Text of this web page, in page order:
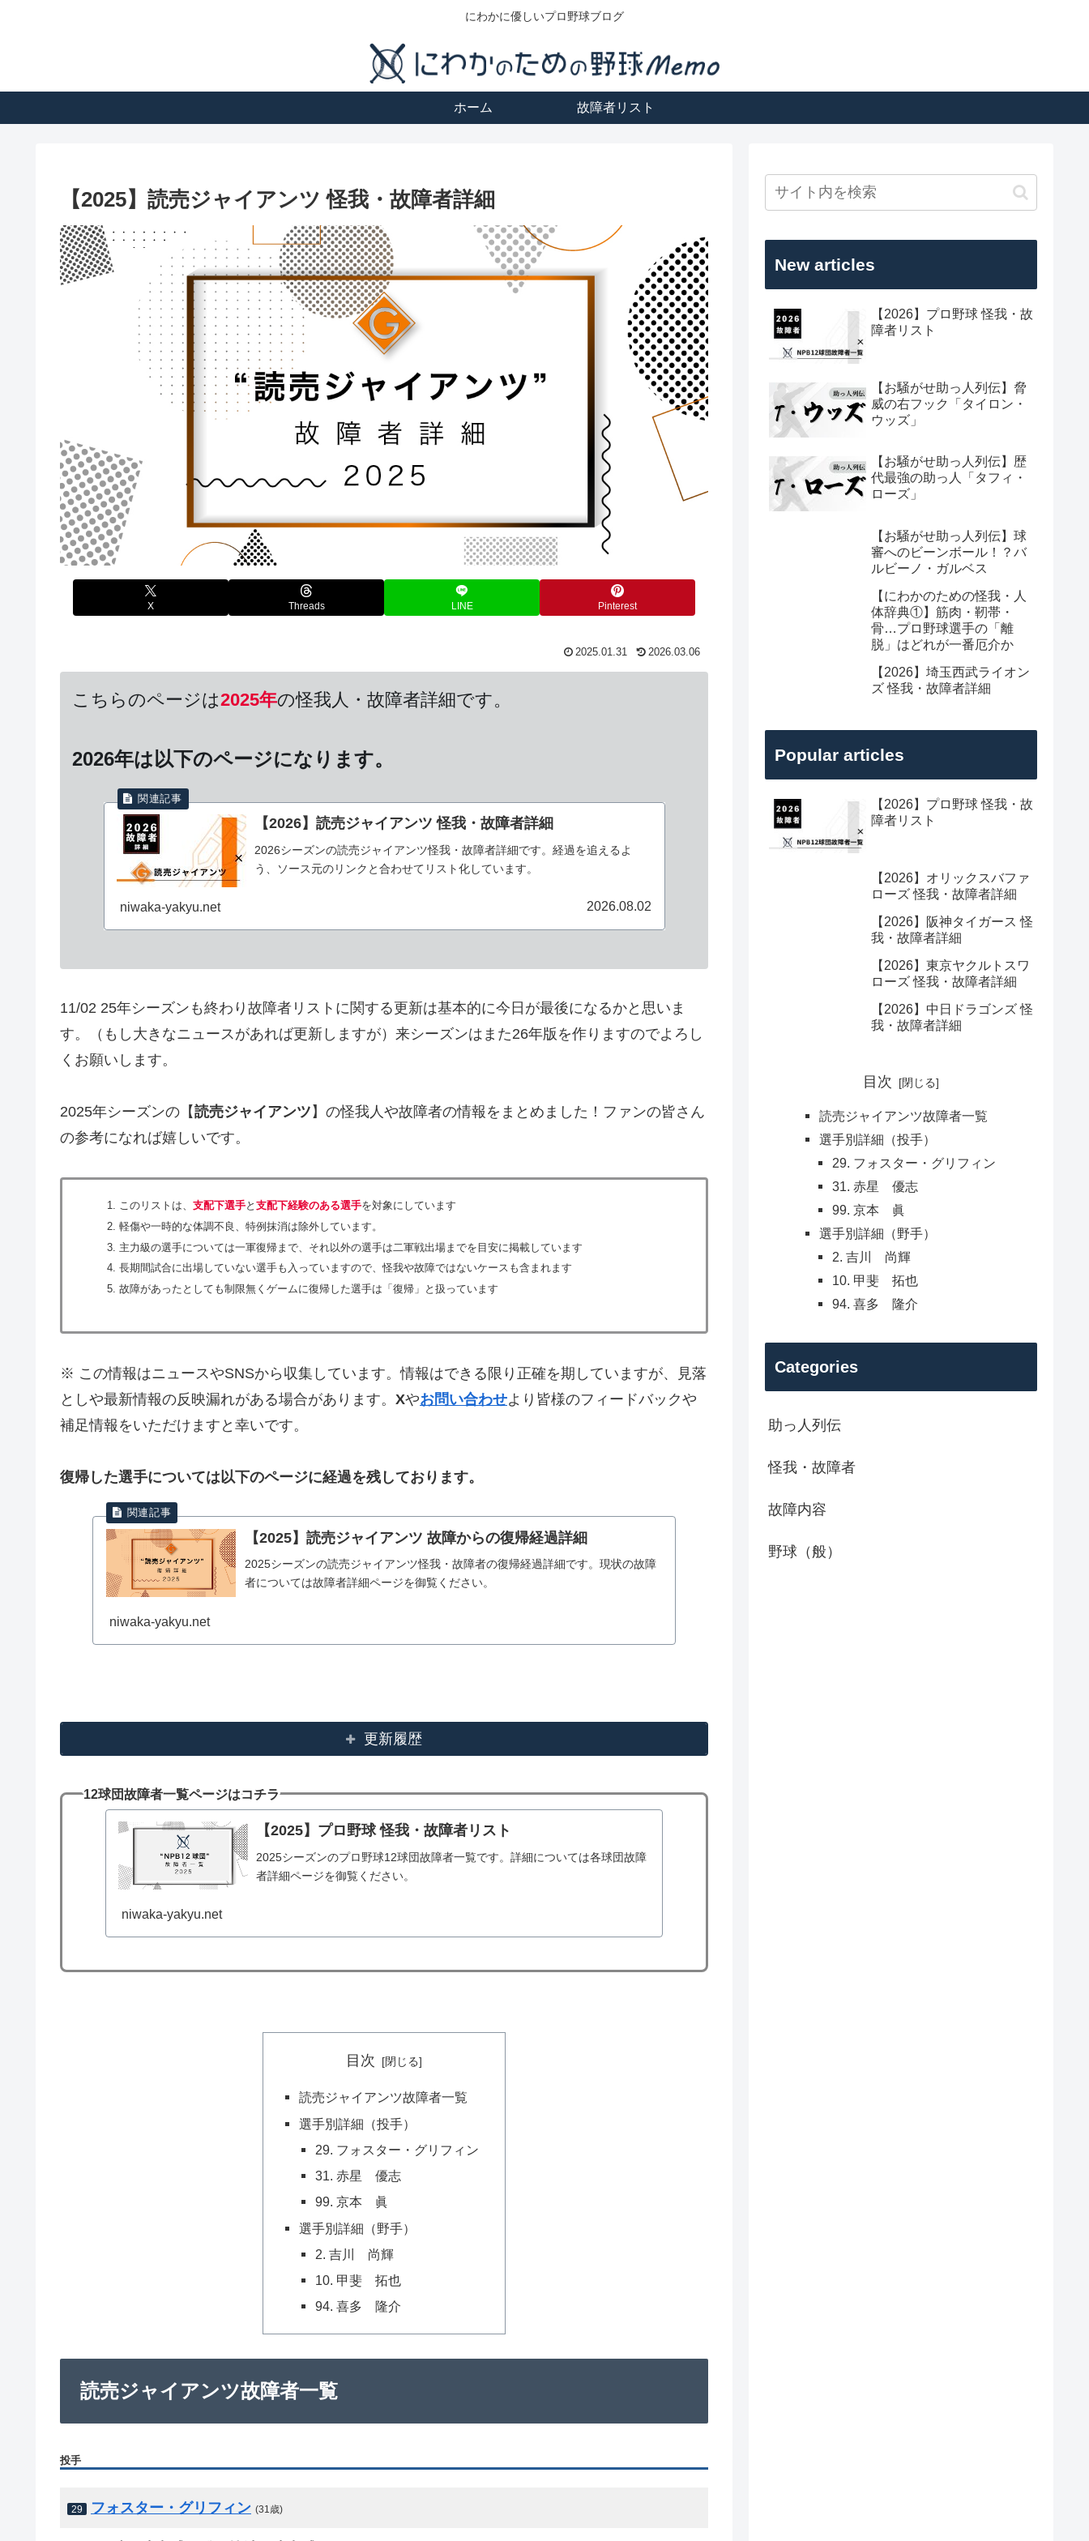
にわかに優しいプロ野球ブログ
ホーム 故障者リスト
【2025】読売ジャイアンツ 怪我・故障者詳細
X Threads LINE Pinterest
2025.01.31 2026.03.06
こちらのページは2025年の怪我人・故障者詳細です。
2026年は以下のページになります。
【2026】読売ジャイアンツ 怪我・故障者詳細
2026シーズンの読売ジャイアンツ怪我・故障者詳細です。経過を追えるよ
う、ソース元のリンクと合わせてリスト化しています。
niwaka-yakyu.net 2026.08.02
11/02 25年シーズンも終わり故障者リストに関する更新は基本的に今日が最後になるかと思いま
す。（もし大きなニュースがあれば更新しますが）来シーズンはまた26年版を作りますのでよろし
くお願いします。
2025年シーズンの【読売ジャイアンツ 】の怪我人や故障者の情報をまとめました！ファンの皆さん
の参考になれば嬉しいです。
このリストは、 支配下選手と 支配下経験のある選手を対象にしています
軽傷や一時的な体調不良、特例抹消は除外しています。
主力級の選手については一軍復帰まで、それ以外の選手は二軍戦出場までを目安に掲載しています
長期間試合に出場していない選手も入っていますので、怪我や故障ではないケースも含まれます
故障があったとしても制限無くゲームに復帰した選手は「復帰」と扱っています
※ この情報はニュースやSNSから収集しています。情報はできる限り正確を期していますが、見落
としや最新情報の反映漏れがある場合があります。 Xやお問い合わせより皆様のフィードバックや
補足情報をいただけますと幸いです。
復帰した選手については以下のページに経過を残しております。
【2025】読売ジャイアンツ 故障からの復帰経過詳細
2025シーズンの読売ジャイアンツ怪我・故障者の復帰経過詳細です。現状の故障
者については故障者詳細ページを御覧ください。
niwaka-yakyu.net
更新履歴
12球団故障者一覧ページはコチラ
【2025】プロ野球 怪我・故障者リスト
2025シーズンのプロ野球12球団故障者一覧です。詳細については各球団故障
者詳細ページを御覧ください。
niwaka-yakyu.net
目次
読売ジャイアンツ故障者一覧
選手別詳細（投手）
29. フォスター・グリフィン
31. 赤星 優志
99. 京本 眞
選手別詳細（野手）
2. 吉川 尚輝
10. 甲斐 拓也
94. 喜多 隆介
読売ジャイアンツ故障者一覧
投手
29 フォスター・グリフィン (31歳)
New articles
【2026】プロ野球 怪我・故
障者リスト
【お騒がせ助っ人列伝】脅
威の右フック「タイロン・
ウッズ」
【お騒がせ助っ人列伝】歴
代最強の助っ人「タフィ・
ローズ」
【お騒がせ助っ人列伝】球
審へのビーンボール！？バ
ルビーノ・ガルベス
【にわかのための怪我・人
体辞典①】筋肉・靭帯・
骨…プロ野球選手の「離
脱」はどれが一番厄介か
【2026】埼玉西武ライオン
ズ 怪我・故障者詳細
Popular articles
【2026】プロ野球 怪我・故
障者リスト
【2026】オリックスバファ
ローズ 怪我・故障者詳細
【2026】阪神タイガース 怪
我・故障者詳細
【2026】東京ヤクルトスワ
ローズ 怪我・故障者詳細
【2026】中日ドラゴンズ 怪
我・故障者詳細
目次
読売ジャイアンツ故障者一覧
選手別詳細（投手）
29. フォスター・グリフィン
31. 赤星 優志
99. 京本 眞
選手別詳細（野手）
2. 吉川 尚輝
10. 甲斐 拓也
94. 喜多 隆介
Categories
助っ人列伝
怪我・故障者
故障内容
野球（般）